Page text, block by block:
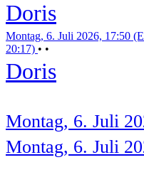
Doris
Montag, 6. Juli 2026, 17:50
20:17) • •
Doris
Montag, 6. Juli
Montag, 6. Juli